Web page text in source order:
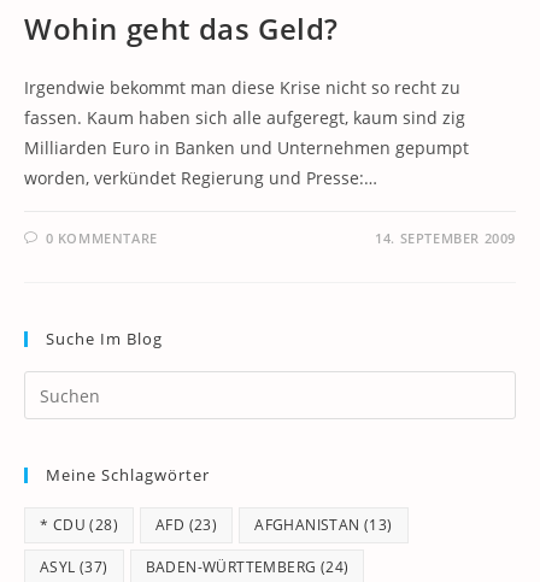
Wohin geht das Geld?
Irgendwie bekommt man diese Krise nicht so recht zu
fassen. Kaum haben sich alle aufgeregt, kaum sind zig
Milliarden Euro in Banken und Unternehmen gepumpt
worden, verkündet Regierung und Presse:…
0 KOMMENTARE 14. SEPTEMBER 2009
Suche Im Blog
Meine Schlagwörter
* CDU (28) AFD (23) AFGHANISTAN (13)
ASYL (37) BADEN-WÜRTTEMBERG (24)